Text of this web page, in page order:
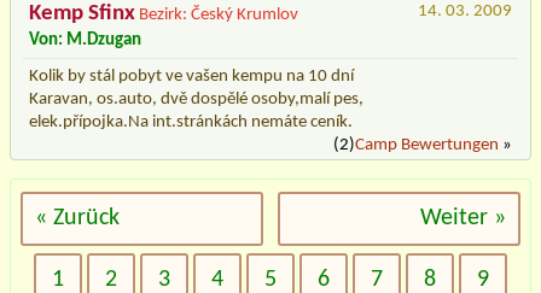
Kemp Sfinx Bezirk: Český Krumlov
14. 03. 2009
Von: M.Dzugan
Kolik by stál pobyt ve vašen kempu na 10 dní
Karavan, os.auto, dvě dospělé osoby,malí pes,
elek.přípojka.Na int.stránkách nemáte ceník.
(2)Camp Bewertungen »
« Zurück Weiter »
1 2 3 4 5 6 7 8 9